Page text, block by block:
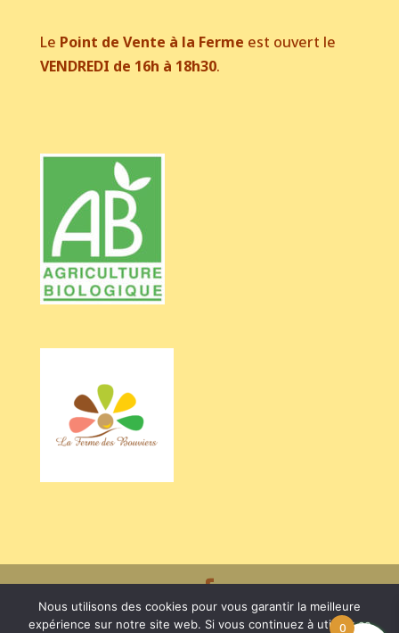
Le Point de Vente à la Ferme est ouvert le
VENDREDI de 16h à 18h30.
Crédits BARRIEU Véronique - Photos Valentine CHAPUIS /0
Nous utilisons des cookies pour vous garantir la meilleure
expérience sur notre site web. Si vous continuez à utiliser ce